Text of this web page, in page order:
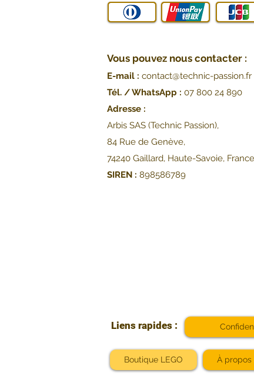
Vous pouvez nous contacter :
E-mail : contact@technic-passion.fr
Tél. / WhatsApp : 07 800 24 890
Adresse :
Arbis SAS (Technic Passion),
84 Rue de Genève,
74240 Gaillard, Haute-Savoie, France
SIREN : 898586789
Liens rapides :
Boutique LEGO À propos